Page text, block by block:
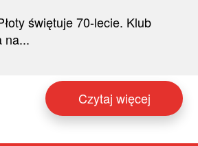
świętuje 70-lecie. Klub
na...
Czytaj więcej